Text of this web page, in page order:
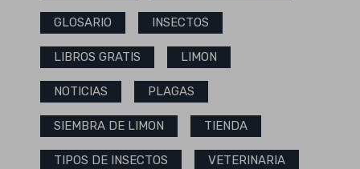
GLOSARIO INSECTOS
LIBROS GRATIS LIMON
NOTICIAS PLAGAS
SIEMBRA DE LIMON TIENDA
TIPOS DE INSECTOS VETERINARIA